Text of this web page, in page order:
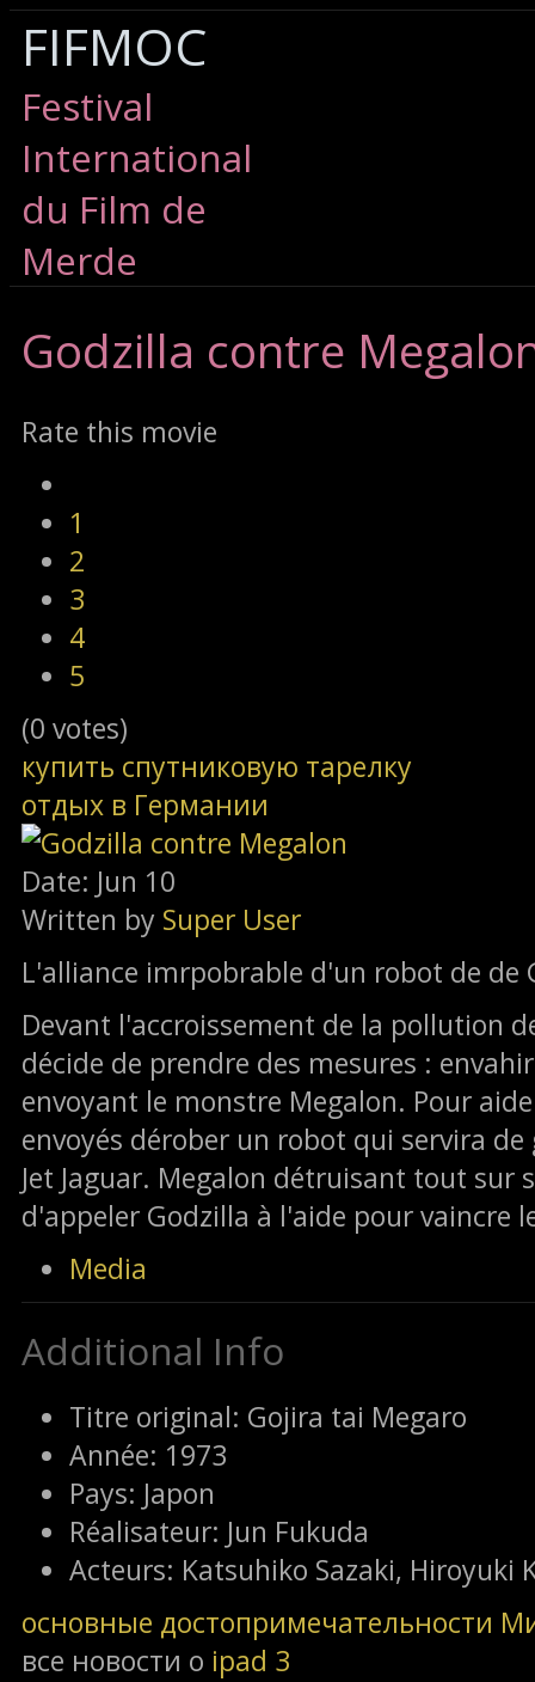
FIFMOC
Festival
International
du Film de
Merde
Godzilla contre
Rate this movie
1
2
3
4
5
(0 votes)
купить спутниковую тарелку
отдых в Германии
Date: Jun 10
Written by Super User
L'alliance imrpobrable d'un robot de de
Devant l'accroissement de la pollution
décide de prendre des mesures :
envoyant le monstre Megalon. Pour
envoyés dérober un robot qui servira
Jet Jaguar. Megalon détruisant tout sur
d'appeler Godzilla à l'aide pour vaincre
Media
Additional Info
Titre original: Gojira tai Megaro
Année: 1973
Pays: Japon
Réalisateur: Jun Fukuda
Acteurs: Katsuhiko Sazaki, Hiroyuki
основные достопримечательности
все новости о ipad 3